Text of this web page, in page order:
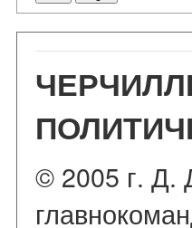
© 2005 г. Д.